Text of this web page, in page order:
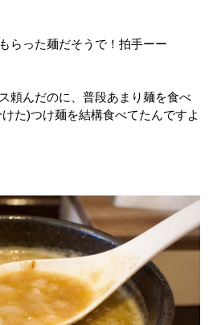
らった麺だそうで！拍手ーー
頼んだのに、普段あまり麺を食べ
た)つけ麺を結構食べてたんですよ